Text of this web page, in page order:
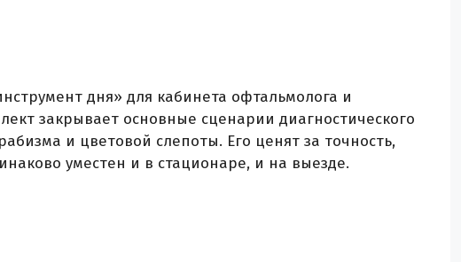
дня» для кабинета офтальмолога и
закрывает основные сценарии диагностического
и цветовой слепоты. Его ценят за точность,
уместен и в стационаре, и на выезде.